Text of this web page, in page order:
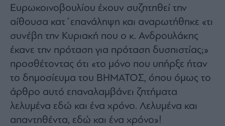
Ευρωκοινοβουλίου έχουν συζητηθεί την
αίθουσα κατ΄επανάληψη και αναρωτήθηκε «τι
συνέβη την Κυριακή που ο κ. Ανδρουλάκης
έκανε την πρόταση για πρόταση δυσπιστίας;»
προσθέτοντας ότι «το μόνο που υπήρξε ήταν
το δημοσίευμα του ΒΗΜΑΤΟΣ, όπου όμως το
άρθρο αυτό επαναλαμβάνει ζητήματα
λελυμένα εδώ και ένα χρόνο. Λελυμένα και
απαντηθέντα, εδώ και ένα χρόνο»!